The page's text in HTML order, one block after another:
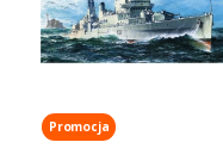
Promocja